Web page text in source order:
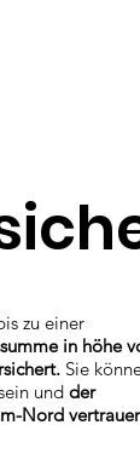
zu einer
in höhe
Sie
undder
Nord